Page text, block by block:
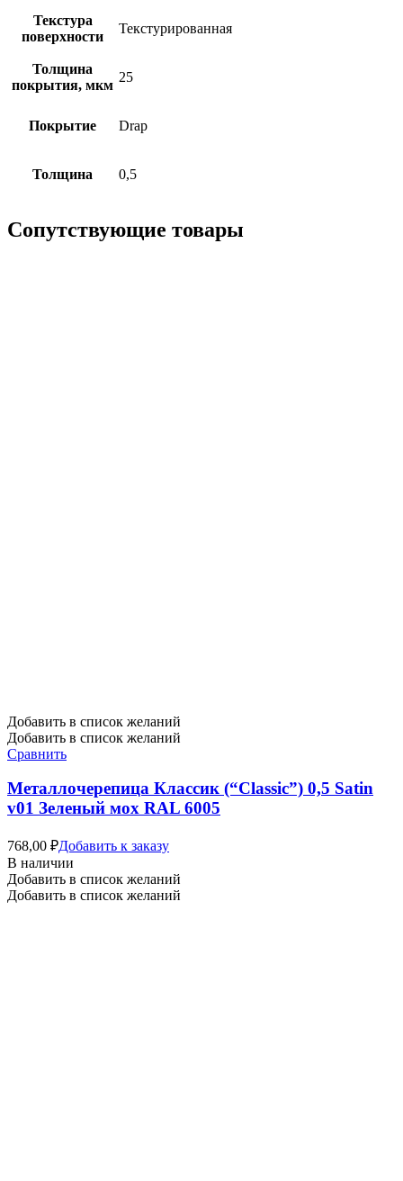
Текстура
поверхности
Текстурированная
Толщина
покрытия, мкм
25
Покрытие Drap
Толщина 0,5
Сопутствующие товары
Добавить в список желаний
Добавить в список желаний
Сравнить
Металлочерепица Классик (“Classic”) 0,5 Satin
v01 Зеленый мох RAL 6005
768,00 ₽Добавить к заказу
В наличии
Добавить в список желаний
Добавить в список желаний